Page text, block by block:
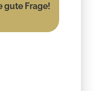
gute Frage!